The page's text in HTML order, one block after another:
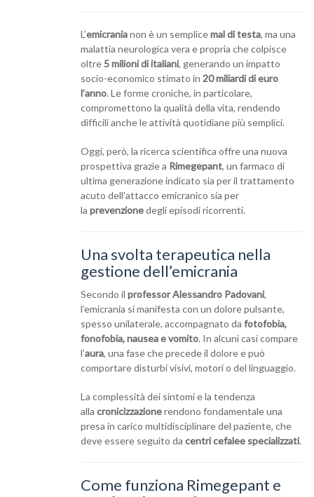
L’emicranianon è un semplicemal di testa, ma una
malattia neurologica vera e propria che colpisce
oltre5 milioni di italiani, generando un impatto
socio-economico stimato in 20 miliardi di euro
l’anno. Le forme croniche, in particolare,
compromettono la qualità della vita, rendendo
difficili anche le attività quotidiane più semplici.
Oggi, però, la ricerca scientifica offre una nuova
prospettiva grazie a Rimegepant, un farmaco di
ultima generazione indicato sia per il trattamento
acuto dell’attacco emicranico sia per
la prevenzionedegli episodi ricorrenti.
Una svolta terapeutica nella
gestione dell’emicrania
Secondo il professor Alessandro Padovani,
l’emicrania si manifesta con un dolore pulsante,
spesso unilaterale, accompagnato da fotofobia,
fonofobia, nausea e vomito. In alcuni casi compare
l’aura, una fase che precede il dolore e può
comportare disturbi visivi, motori o del linguaggio.
La complessità dei sintomi e la tendenza
alla cronicizzazionerendono fondamentale una
presa in carico multidisciplinare del paziente, che
deve essere seguito da centri cefalee specializzati.
Come funziona Rimegepant e